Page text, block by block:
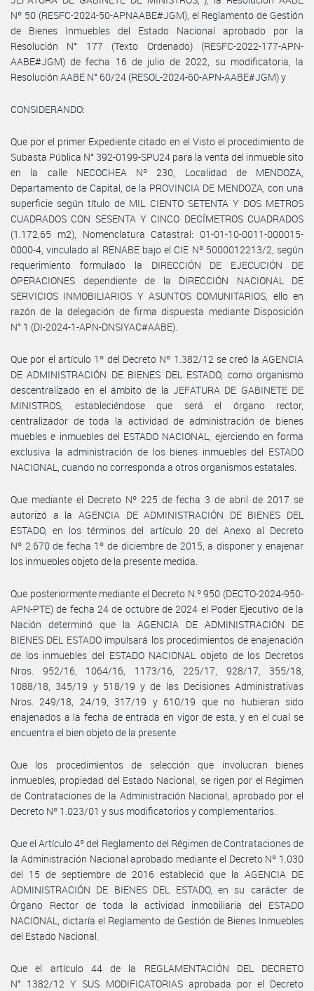
Nº 50 (RESFC-2024-50-APNAABE#JGM), el Reglamento de Gestión
de Bienes Inmuebles del Estado Nacional aprobado por la
Resolución N° 177 (Texto Ordenado) (RESFC-2022-177-APN-
AABE#JGM) de fecha 16 de julio de 2022, su modificatoria, la
Resolución AABE N° 60/24 (RESOL-2024-60-APN-AABE#JGM) y
CONSIDERANDO:
Que por el primer Expediente citado en el Visto el procedimiento de
Subasta Pública N° 392-0199-SPU24 para la venta del inmueble sito
en la calle NECOCHEA Nº 230, Localidad de MENDOZA,
Departamento de Capital, de la PROVINCIA DE MENDOZA, con una
superficie según título de MIL CIENTO SETENTA Y DOS METROS
CUADRADOS CON SESENTA Y CINCO DECÍMETROS CUADRADOS
(1.172,65 m2), Nomenclatura Catastral: 01-01-10-0011-000015-
0000-4, vinculado al RENABE bajo el CIE Nº 5000012213/2, según
requerimiento formulado la DIRECCIÓN DE EJECUCIÓN DE
OPERACIONES dependiente de la DIRECCIÓN NACIONAL DE
SERVICIOS INMOBILIARIOS Y ASUNTOS COMUNITARIOS, ello en
razón de la delegación de firma dispuesta mediante Disposición
N° 1 (DI-2024-1-APN-DNSIYAC#AABE).
Que por el artículo 1º del Decreto Nº 1.382/12 se creó la AGENCIA
DE ADMINISTRACIÓN DE BIENES DEL ESTADO, como organismo
descentralizado en el ámbito de la JEFATURA DE GABINETE DE
MINISTROS, estableciéndose que será el órgano rector,
centralizador de toda la actividad de administración de bienes
muebles e inmuebles del ESTADO NACIONAL, ejerciendo en forma
exclusiva la administración de los bienes inmuebles del ESTADO
NACIONAL, cuando no corresponda a otros organismos estatales.
Que mediante el Decreto Nº 225 de fecha 3 de abril de 2017 se
autorizó a la AGENCIA DE ADMINISTRACIÓN DE BIENES DEL
ESTADO, en los términos del artículo 20 del Anexo al Decreto
Nº 2.670 de fecha 1º de diciembre de 2015, a disponer y enajenar
los inmuebles objeto de la presente medida.
Que posteriormente mediante el Decreto N.º 950 (DECTO-2024-950-
APN-PTE) de fecha 24 de octubre de 2024 el Poder Ejecutivo de la
Nación determinó que la AGENCIA DE ADMINISTRACIÓN DE
BIENES DEL ESTADO impulsará los procedimientos de enajenación
de los inmuebles del ESTADO NACIONAL objeto de los Decretos
Nros. 952/16, 1064/16, 1173/16, 225/17, 928/17, 355/18,
1088/18, 345/19 y 518/19 y de las Decisiones Administrativas
Nros. 249/18, 24/19, 317/19 y 610/19 que no hubieran sido
enajenados a la fecha de entrada en vigor de esta, y en el cual se
encuentra el bien objeto de la presente
Que los procedimientos de selección que involucran bienes
inmuebles, propiedad del Estado Nacional, se rigen por el Régimen
de Contrataciones de la Administración Nacional, aprobado por el
Decreto Nº 1.023/01 y sus modificatorios y complementarios.
Que el Artículo 4º del Reglamento del Régimen de Contrataciones de
la Administración Nacional aprobado mediante el Decreto Nº 1.030
del 15 de septiembre de 2016 estableció que la AGENCIA DE
ADMINISTRACIÓN DE BIENES DEL ESTADO, en su carácter de
Órgano Rector de toda la actividad inmobiliaria del ESTADO
NACIONAL, dictaría el Reglamento de Gestión de Bienes Inmuebles
del Estado Nacional.
Que el artículo 44 de la REGLAMENTACIÓN DEL DECRETO
N° 1382/12 Y SUS MODIFICATORIAS aprobada por el Decreto